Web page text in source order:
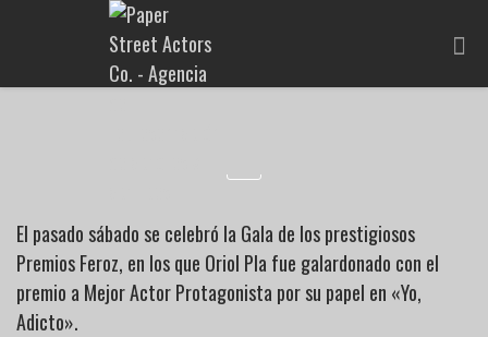
El pasado sábado se celebró la Gala de los prestigiosos
Premios Feroz, en los que Oriol Pla fue galardonado con el
premio a Mejor Actor Protagonista por su papel en «Yo,
Adicto».